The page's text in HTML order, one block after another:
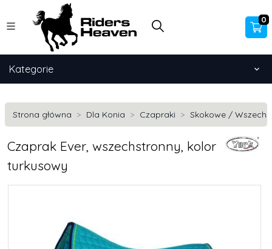
0
Kategorie
Strona główna Dla Konia Czapraki Skokowe /
Czaprak Ever, wszechstronny, kolor
turkusowy